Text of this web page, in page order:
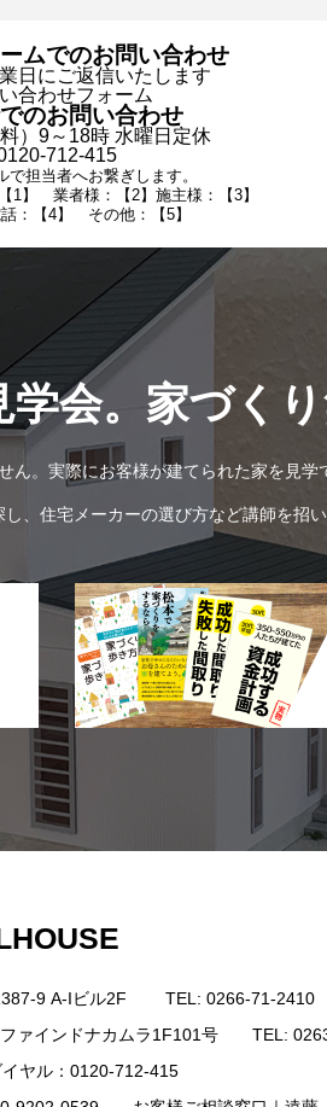
ムでのお問い合わせ
日にご返信いたします
合わせフォーム
のお問い合わせ
料）9～18時 水曜日定休
712-415
で担当者へお繋ぎします。
1】 業者様：【2】施主様：【3】
：【4】 その他：【5】
会。家づく
ん。実際にお客様が建てられた家を見学
、住宅メーカーの選び方など講師を招
9 A-Iビル2F TEL: 0266-71-2410
ファインドナカムラ1F101号 TEL:
ヤル：0120-712-415